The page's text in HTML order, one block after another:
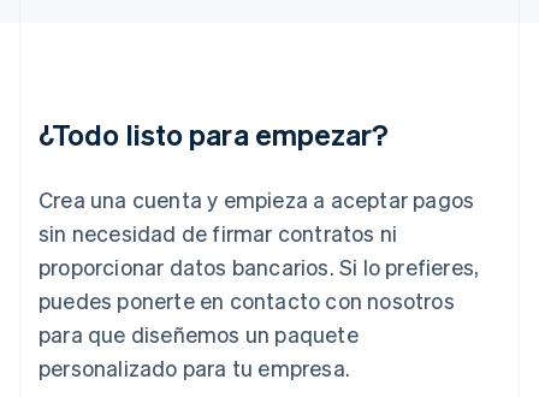
¿Todo listo para empezar?
Crea una cuenta y empieza a aceptar pagos
sin necesidad de firmar contratos ni
proporcionar datos bancarios. Si lo prefieres,
puedes ponerte en contacto con nosotros
para que diseñemos un paquete
personalizado para tu empresa.
Hungría
English
Irlanda
Italia
ItalianoEnglish
Japón
English
Letonia